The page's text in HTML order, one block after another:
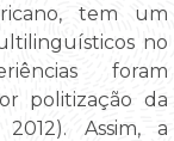
tem um
no
foram
politização da
Assim, a